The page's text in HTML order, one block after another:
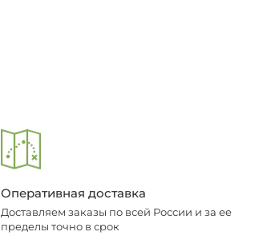
Оперативная доставка
Доставляем заказы по всей России и за ее
пределы точно в срок